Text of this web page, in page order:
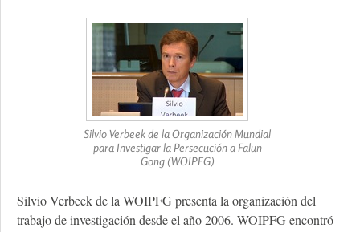
Silvio Verbeek de la Organización Mundial
para Investigar la Persecución a Falun
Gong (WOIPFG)
Silvio Verbeek de la WOIPFG presenta la organización del
trabajo de investigación desde el año 2006. WOIPFG encontró